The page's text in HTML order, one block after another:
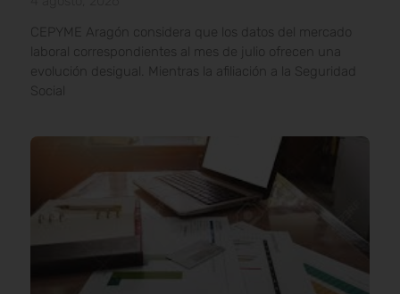
CEPYME Aragón considera que los datos del mercado
laboral correspondientes al mes de julio ofrecen una
evolución desigual. Mientras la afiliación a la Seguridad
Social